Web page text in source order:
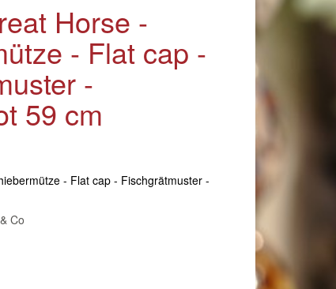
Horse -
- Flat cap -
-
59 cm
- Flat cap - Fischgrätmuster -
Co